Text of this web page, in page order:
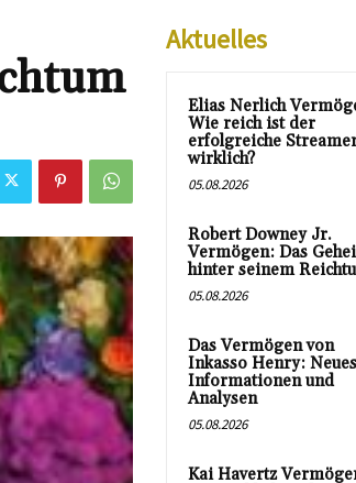
Aktuelles
Elias Nerlich
Wie reich ist der
erfolgreiche
wirklich?
05.08.2026
Robert Downey Jr.
Vermögen: Das
hinter seinem
05.08.2026
Das Vermögen von
Inkasso Henry:
Informationen und
Analysen
05.08.2026
Kai Havertz